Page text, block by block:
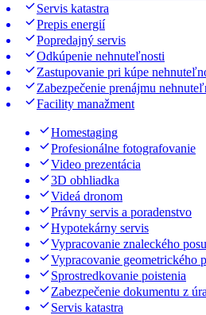
Servis katastra
Prepis energií
Popredajný servis
Odkúpenie nehnuteľnosti
Zastupovanie pri kúpe
Zabezpečenie prenájmu
Facility manažment
Homestaging
Profesionálne fotografovanie
Video prezentácia
3D obhliadka
Videá dronom
Právny servis a poradenstvo
Hypotekárny servis
Vypracovanie znaleckého
Vypracovanie geometrického
Sprostredkovanie poistenia
Zabezpečenie dokumentu z
Servis katastra